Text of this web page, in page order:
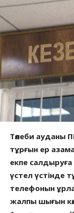
Төлеби ауданы
тұрғын ер
екпе салдыруға
үстел үстінде
телефонын
жалпы шығын